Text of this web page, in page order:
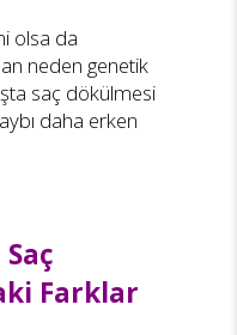
olsa da
neden genetik
saç dökülmesi
daha erken
Farklar